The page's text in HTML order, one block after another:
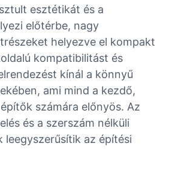
esztétikát és a
előtérbe, nagy
helyezve el kompakt
kompatibilitást és
kínál a könnyű
ami mind a kezdő,
számára előnyös. Az
és a szerszám nélküli
leegyszerűsítik az építési